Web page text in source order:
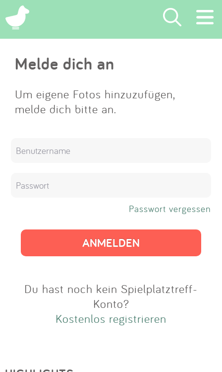
×
Suchen
Eintragen
App
Melde dich an
Um eigene Fotos hinzuzufügen,
melde dich bitte an.
Passwort vergessen
Du hast noch kein Spielplatztreff-
Konto?
Kostenlos registrieren